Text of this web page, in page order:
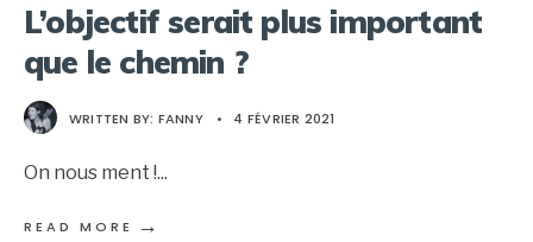
L’objectif serait plus important
que le chemin ?
WRITTEN BY: FANNY • 4 FÉVRIER 2021
On nous ment !...
READ MORE →